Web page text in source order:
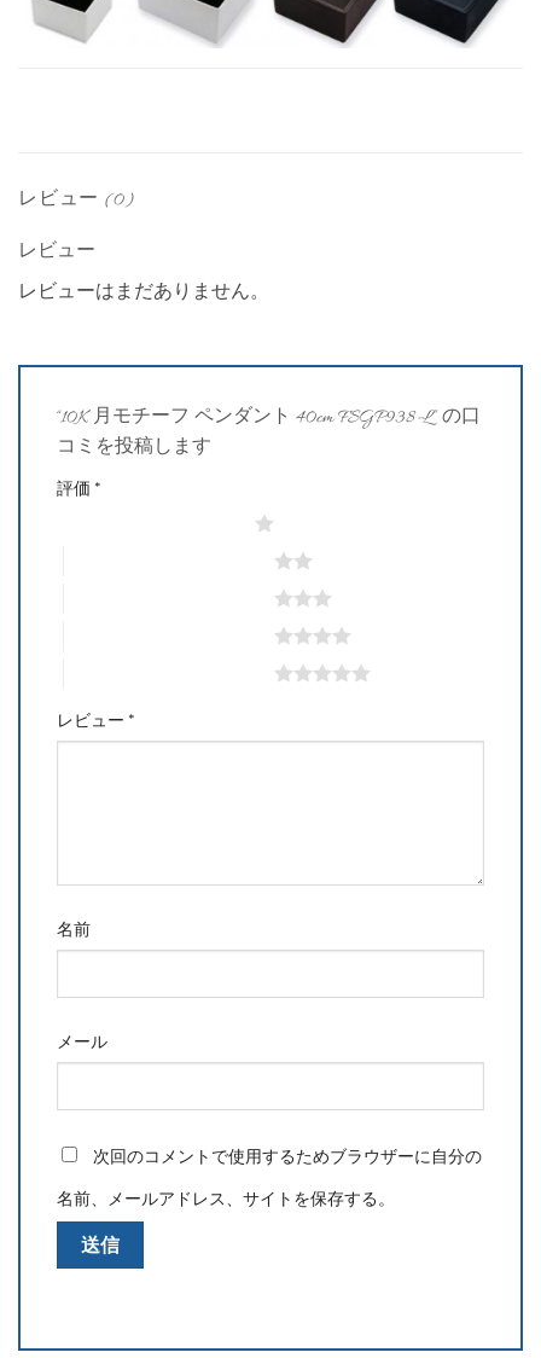
レビュー (0)
レビュー
レビューはまだありません。
“10K 月モチーフ ペンダント 40cm FSGP938-L” の口
コミを投稿します
評価 *
レビュー *
名前
メール
次回のコメントで使用するためブラウザーに自分の
名前、メールアドレス、サイトを保存する。